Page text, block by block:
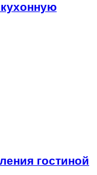
гостиной